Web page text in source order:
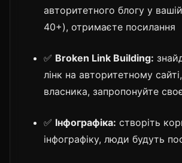
авторитетного блогу у
40+), отримаєте посилання
✅ Broken Link Building:
лінк на авторитетному
власника, запропонуйте
✅ Інфографіка: створіть
інфографіку, люди будуть